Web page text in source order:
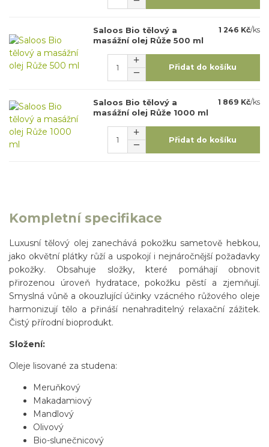
Saloos Bio tělový a
masážní olej Růže 500 ml
1 246 Kč/ks
Přidat do košíku
Saloos Bio tělový a
masážní olej Růže 1000 ml
1 869 Kč/ks
Přidat do košíku
Kompletní specifikace
Luxusní tělový olej zanechává pokožku sametově hebkou,
jako okvětní plátky růží a uspokojí i nejnáročnější požadavky
pokožky. Obsahuje složky, které pomáhají obnovit
přirozenou úroveň hydratace, pokožku pěstí a zjemňují.
Smyslná vůně a okouzlující účinky vzácného růžového oleje
harmonizují tělo a přináší nenahraditelný relaxační zážitek.
Čistý přírodní bioprodukt.
Složení:
Oleje lisované za studena:
Meruňkový
Makadamiový
Mandlový
Olivový
Bio-slunečnicový